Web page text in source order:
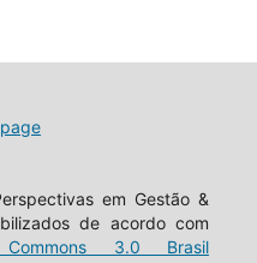
em Gestão &
de acordo com
3.0 Brasil